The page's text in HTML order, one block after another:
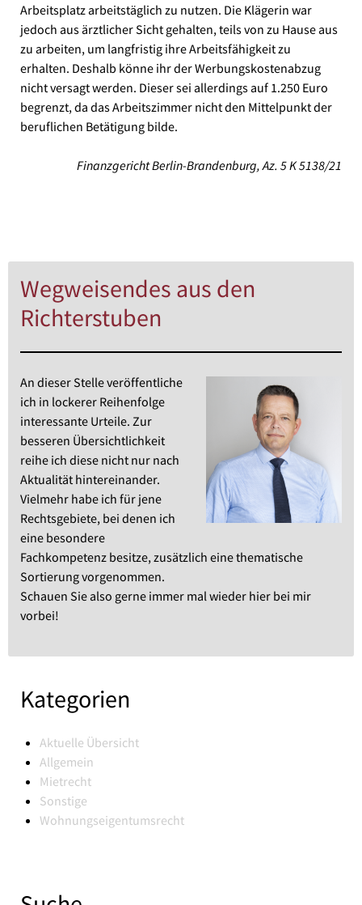
Arbeitsplatz arbeitstäglich zu nutzen. Die Klägerin war
jedoch aus ärztlicher Sicht gehalten, teils von zu Hause aus
zu arbeiten, um langfristig ihre Arbeitsfähigkeit zu
erhalten. Deshalb könne ihr der Werbungskostenabzug
nicht versagt werden. Dieser sei allerdings auf 1.250 Euro
begrenzt, da das Arbeitszimmer nicht den Mittelpunkt der
beruflichen Betätigung bilde.
Finanzgericht Berlin-Brandenburg, Az. 5 K 5138/21
Wegweisendes aus den
Richterstuben
An dieser Stelle veröffentliche
ich in lockerer Reihenfolge
interessante Urteile. Zur
besseren Übersichtlichkeit
reihe ich diese nicht nur nach
Aktualität hintereinander.
Vielmehr habe ich für jene
Rechtsgebiete, bei denen ich
eine besondere
Fachkompetenz besitze, zusätzlich eine thematische
Sortierung vorgenommen.
Schauen Sie also gerne immer mal wieder hier bei mir
vorbei!
Kategorien
Aktuelle Übersicht
Allgemein
Mietrecht
Sonstige
Wohnungseigentumsrecht